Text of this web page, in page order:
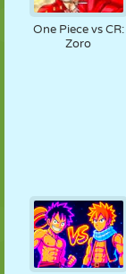
One Piece vs CR:
Zoro